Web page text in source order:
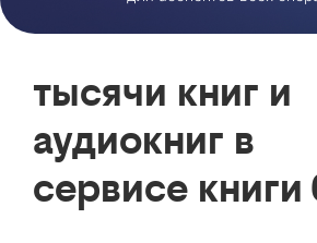
тысячи книг и
аудиокниг в
сервисе книги